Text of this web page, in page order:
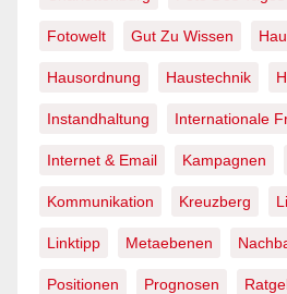
Fotowelt Gut Zu Wissen
Hausordnung Haustechnik
Instandhaltung Internationale
Internet & Email Kampagnen
Kommunikation Kreuzberg
Linktipp Metaebenen
Positionen Prognosen